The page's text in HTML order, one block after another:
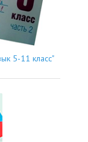
5-11 класс"